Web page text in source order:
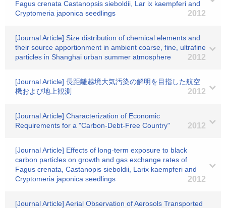
Fagus crenata Castanopsis sieboldii, Lar ix kaempferi and
Cryptomeria japonica seedlings
2012
[Journal Article] Size distribution of chemical elements and
their source apportionment in ambient coarse, fine, ultrafine
particles in Shanghai urban summer atmosphere
2012
[Journal Article] 長距離越境大気汚染の解明を目指した航空
機および地上観測
2012
[Journal Article] Characterization of Economic
Requirements for a "Carbon-Debt-Free Country"
2012
[Journal Article] Effects of long-term exposure to black
carbon particles on growth and gas exchange rates of
Fagus crenata, Castanopis sieboldii, Larix kaempferi and
Cryptomeria japonica seedlings
2012
[Journal Article] Aerial Observation of Aerosols Transported